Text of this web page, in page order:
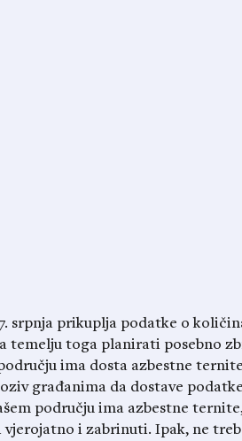
srpnja prikuplja podatke o
temelju toga planirati posebno
ima dosta azbestne ternite
građanima da dostave
području ima azbestne
vjerojatno i zabrinuti. Ipak, ne